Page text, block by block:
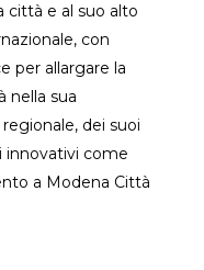
città e al suo alto
con
per allargare la
nella sua
dei suoi
innovativi come
a Modena Città